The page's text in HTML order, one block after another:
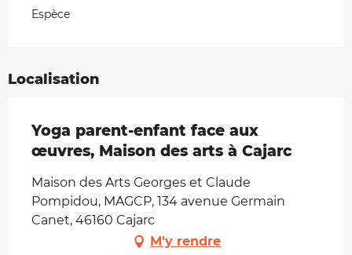
Espèce
Localisation
Yoga parent-enfant face aux
œuvres, Maison des arts à Cajarc
Maison des Arts Georges et Claude
Pompidou, MAGCP, 134 avenue Germain
Canet, 46160 Cajarc
M'y rendre